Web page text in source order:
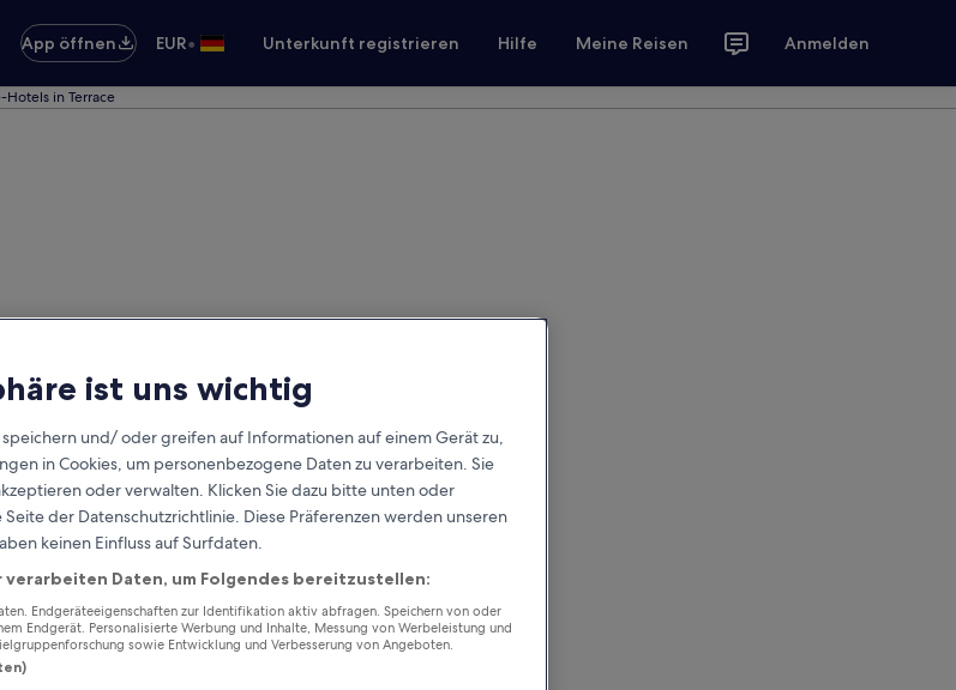
App öffnen
EUR• Unterkunft registrieren Hilfe Meine Reisen Anmelden
Hotels in Terrace
ist uns wichtig
speichern und/ oder greifen auf Informationen auf einem Gerät zu,
in Cookies, um personenbezogene Daten zu verarbeiten. Sie
oder verwalten. Klicken Sie dazu bitte unten oder
der Datenschutzrichtlinie. Diese Präferenzen werden unseren
keinen Einfluss auf Surfdaten.
verarbeiten Daten, um Folgendes bereitzustellen:
Endgeräteeigenschaften zur Identifikation aktiv abfragen. Speichern von oder
Endgerät. Personalisierte Werbung und Inhalte, Messung von Werbeleistung und
sowie Entwicklung und Verbesserung von Angeboten.